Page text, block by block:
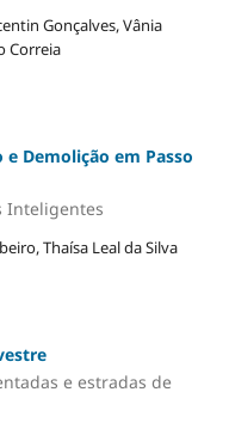
Gonçalves, Vânia
Correia
Demolição em Passo
Inteligentes
Thaísa Leal da Silva
e estradas de